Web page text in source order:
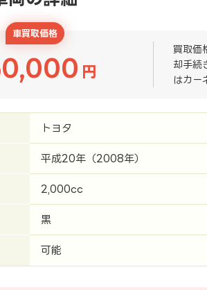
車買取価格
円
買取価
却手続
はカー
トヨタ
平成20年（2008年）
2,000cc
黒
可能